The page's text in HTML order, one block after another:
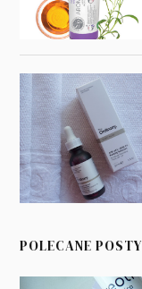
POLECANE POSTY